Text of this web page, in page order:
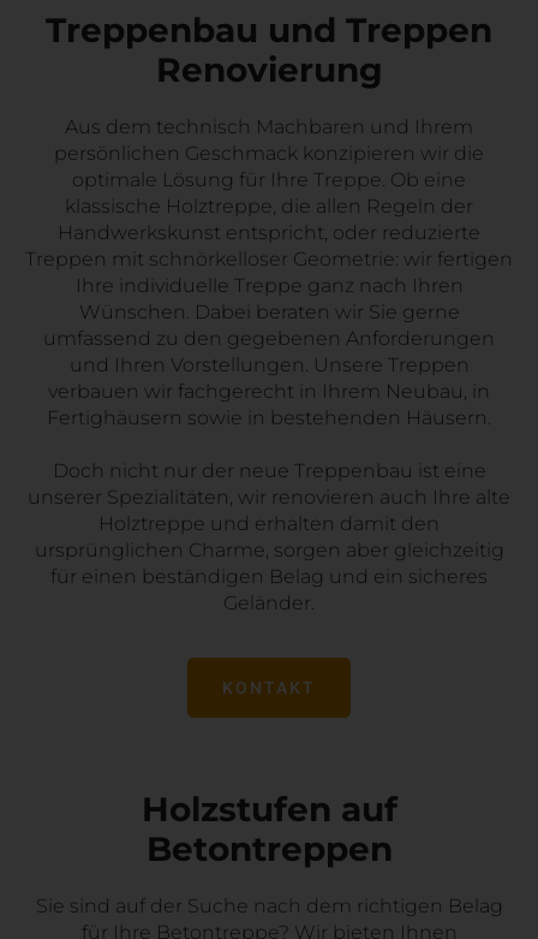
Treppenbau und Treppen
Renovierung
Aus dem technisch Machbaren und Ihrem
persönlichen Geschmack konzipieren wir die
optimale Lösung für Ihre Treppe. Ob eine
klassische Holztreppe, die allen Regeln der
Handwerkskunst entspricht, oder reduzierte
Treppen mit schnörkelloser Geometrie: wir fertigen
Ihre individuelle Treppe ganz nach Ihren
Wünschen. Dabei beraten wir Sie gerne
umfassend zu den gegebenen Anforderungen
und Ihren Vorstellungen. Unsere Treppen
verbauen wir fachgerecht in Ihrem Neubau, in
Fertighäusern sowie in bestehenden Häusern.
Doch nicht nur der neue Treppenbau ist eine
unserer Spezialitäten, wir renovieren auch Ihre alte
Holztreppe und erhalten damit den
ursprünglichen Charme, sorgen aber gleichzeitig
für einen beständigen Belag und ein sicheres
Geländer.
KONTAKT
Holzstufen auf
Betontreppen
Sie sind auf der Suche nach dem richtigen Belag
für Ihre Betontreppe? Wir bieten Ihnen